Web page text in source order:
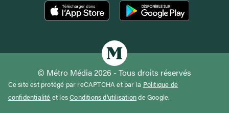
© Métro Média 2026 - Tous droits réservés
Ce site est protégé par reCAPTCHA et par la Politique de
confidentialité et lesConditions d'utilisationde Google.